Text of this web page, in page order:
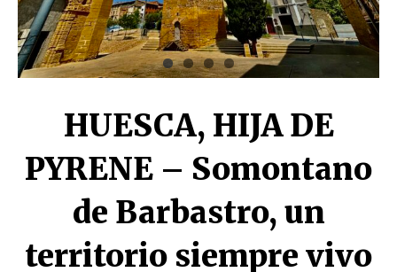
HUESCA, HIJA DE
PYRENE – Somontano
de Barbastro, un
territorio siempre vivo